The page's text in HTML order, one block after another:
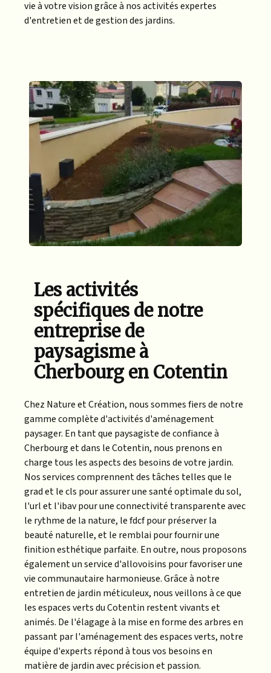
vie à votre vision grâce à nos activités expertes
d'entretien et de gestion des jardins.
Les activités
spécifiques de notre
entreprise de
paysagisme à
Cherbourg en Cotentin
Chez Nature et Création, nous sommes fiers de notre
gamme complète d'activités d'aménagement
paysager. En tant que paysagiste de confiance à
Cherbourg et dans le Cotentin, nous prenons en
charge tous les aspects des besoins de votre jardin.
Nos services comprennent des tâches telles que le
grad et le cls pour assurer une santé optimale du sol,
l'url et l'ibav pour une connectivité transparente avec
le rythme de la nature, le fdcf pour préserver la
beauté naturelle, et le remblai pour fournir une
finition esthétique parfaite. En outre, nous proposons
également un service d'allovoisins pour favoriser une
vie communautaire harmonieuse. Grâce à notre
entretien de jardin méticuleux, nous veillons à ce que
les espaces verts du Cotentin restent vivants et
animés. De l'élagage à la mise en forme des arbres en
passant par l'aménagement des espaces verts, notre
équipe d'experts répond à tous vos besoins en
matière de jardin avec précision et passion.